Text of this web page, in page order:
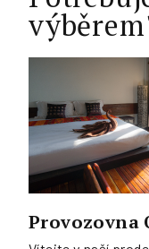
Provozovna